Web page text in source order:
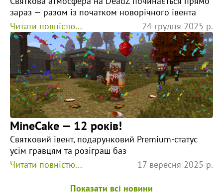
зараз — разом із початком новорічного івента
Читати повністю...
24 грудня 2025 р.
MineCake — 12 років!
Святковий івент, подарунковий Premium-статус
усім гравцям та розіграш баз
Читати повністю...
17 вересня 2025 р.
Показати всі новини